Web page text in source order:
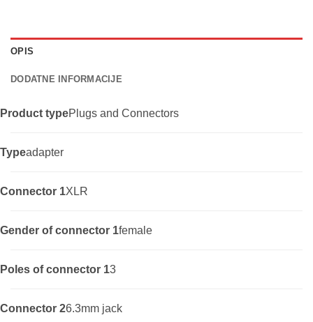
OPIS
DODATNE INFORMACIJE
Product typePlugs and Connectors
Typeadapter
Connector 1XLR
Gender of connector 1female
Poles of connector 13
Connector 26.3mm jack